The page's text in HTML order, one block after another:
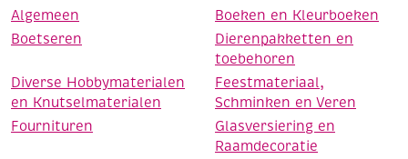
Algemeen
Boeken en Kleurboeken
Boetseren
Dierenpakketten en
toebehoren
Diverse Hobbymaterialen
en Knutselmaterialen
Feestmateriaal,
Schminken en Veren
Fournituren
Glasversiering en
Raamdecoratie